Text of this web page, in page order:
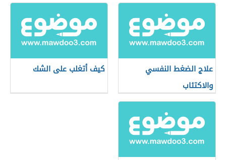
علاج الضغط النفسي
والاكتئاب
كيف أتغلب على الشك